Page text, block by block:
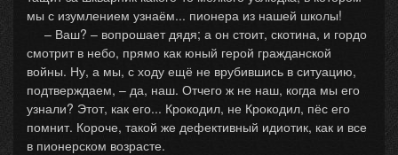
мы с изумлением узнаём... пионера из нашей школы!
– Ваш? – вопрошает дядя; а он стоит, скотина, и гордо
смотрит в небо, прямо как юный герой гражданской
войны. Ну, а мы, с ходу ещё не врубившись в ситуацию,
подтверждаем, – да, наш. Отчего ж не наш, когда мы его
узнали? Этот, как его... Крокодил, не Крокодил, пёс его
помнит. Короче, такой же дефективный идиотик, как и все
в пионерском возрасте.